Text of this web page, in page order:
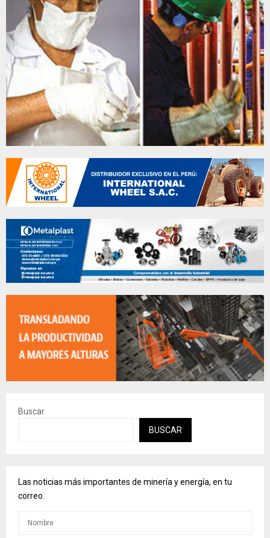
Buscar
BUSCAR
Las noticias más importantes de minería y energía, en tu
correo.